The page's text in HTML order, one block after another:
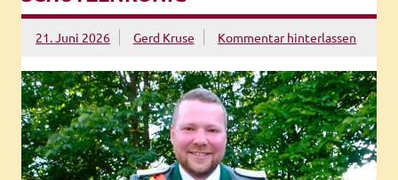
21. Juni 2026 Gerd Kruse Kommentar hinterlassen